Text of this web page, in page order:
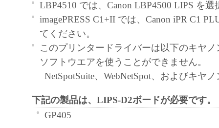
Designated Computer to use the Software,
assure that all such users shall abide by the
Agreement and shall be subject to restrictions
borne by you hereunder.
You may make one copy of the Software
purpose.
2. RESTRICTIONS
You shall not use the Software except as
LBP4510 では、Canon LBP4500 LIPS を
imagePRESS C1+II では、Canon iPR C1
てください。
このプリンタードライバーは以下のキヤ
ソフトウエアを使うことができません。
NetSpotSuite、WebNetSpot、およびキヤ
下記の製品は、LIPS-D2ボードが必要です。
GP405